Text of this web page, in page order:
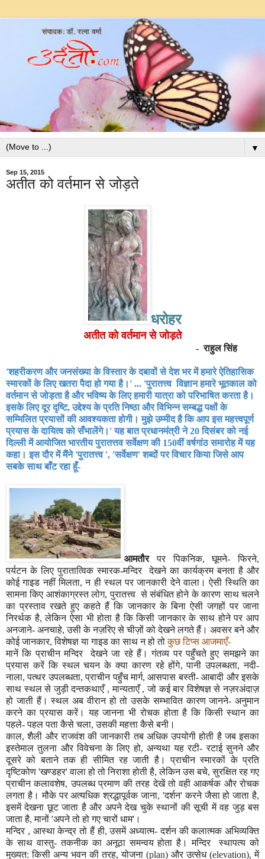
▼
Sep 15, 2015
अतीत को वर्तमान से जोड़ते
धरोहर
अतीत को वर्तमान से जोड़ते
-राहुल सिंह
'शहरीकरण और जनसंख्या के विस्तार के दबावों से देश भर में हमारे ऐतिहासिक
स्मारकों के लिए खतरा पैदा हो गया है। ' ... 'पुरातत्त्व विज्ञान हमारे भूतकाल को
वर्तमान से जोड़ता है और भविष्य के लिए हमारी यात्रा को परिभाषित करता है।
इसके लिए दूर दृष्टि,उद्देश्य के प्रति निष्ठा और विभिन्न सम्बद्ध पक्षों के
सम्मिलित प्रयासों की आवश्यकता होगी। मुझे उम्मीद है कि आप इस महत्त्वपूर्ण
प्रयास के दायित्व कोसँभालेंगे। 'यह बात प्रधानमंत्री ने20दिसंबर को नई
दिल्ली में आयोजित भारतीय पुरातत्तव सर्वेक्षण की 150वीं वर्षगांठ समारोह में यह
कहा। इस दौर में मैंने 'पुरातत्त्व ', 'सर्वेक्षण'शब्दों पर विचार किया जिसे आप
सबके साथ बाँट रहा हूँ-
आमतौरपर पिकनिक,घूमने- फिरने,
पर्यटन के लिए पुरातात्विक स्मारक-मन्दिर देखने का कार्यक्रम बनता है और
कोई गाइड नहीं मिलता,न ही स्थल पर जानकारी देने वाला। ऐसी स्थिति का
सामना किए आशंकाग्रस्त लोग,पुरातत्त्व से संबंधित होने के कारण साथ चलने
का प्रस्ताव रखते हुए कहते हैं कि जानकार के बिना ऐसी जगहों पर जाना
निरर्थक है,लेकिन ऐसा भी होता है कि किसी जानकार के साथ होने पर आप
अनजाने- अनचाहे,उसी के नज़रिए से चीज़ों को देखने लगते हैं। अवसर बने और
कोई जानकार,विशेषज्ञ या गाइड का साथ न हो तोकुछ टिप्स आजमाएँ-
मानें कि प्राचीन मन्दिर देखने जा रहे हैं। गंतव्य पर पहुँचते हुए समझने का
प्रयास करें कि स्थल चयन के क्या कारण रहे होंगे,पानी उपलब्धता,नदी-
नाला,पत्थर उपलब्धता,प्राचीन पहुँच मार्ग,आसपास बस्ती- आबादी और इसके
साथ स्थल से जुड़ी दन्तकथाएँ ,मान्यताएँ,जो कई बार विशेषज्ञ से नज़रअंदाज़
हो जाती हैं। स्थल अब वीरान हो तो उसके सम्भावित कारण जानने- अनुमान
करने का प्रयास करें। यह जानना भी रोचक होता है कि किसी स्थान का
पहले- पहल पता कैसे चला,उसकी महत्ता कैसे बनी।
काल,शैली और राजवंश की जानकारी तब अधिक उपयोगी होती है जब इसका
इस्तेमाल तुलना और विवेचना के लिए हो, अन्यथा यह रटी- रटाई सुनने और
दूसरे को बताने तक ही सीमित रह जाती है। प्राचीन स्मारकों के प्रति
दृष्टिकोण 'खण्डहर'वाला हो तो निराशा होती है,लेकिन उस बचे,सुरक्षित रह गए
प्राचीन कलावशेष,उपलब्ध प्रमाण की तरह देखें तो वही आकर्षक और रोचक
लगता है। मौके पर अत्यधिक श्रद्धापूर्वक जाना, 'दर्शन'करने जैसा हो जाता है,
इसमें देखना छूट जाता है और अपने देख चुके स्थानों की सूची में वह जुड़ बस
जाता है,मानों 'अपने तो हो गए चारों धाम' ।
मन्दिर , आस्था केन्द्र तो हैं ही,उसमें अध्यात्म- दर्शन की कलात्मक अभिव्यक्ति
के साथ वास्तु- तकनीक का अनूठा समन्वय होता है। मन्दिर स्थापत्य को
मुख्यत: किसी अन्य भवन की तरह,योजना (plan) और उत्सेध (elevation),में